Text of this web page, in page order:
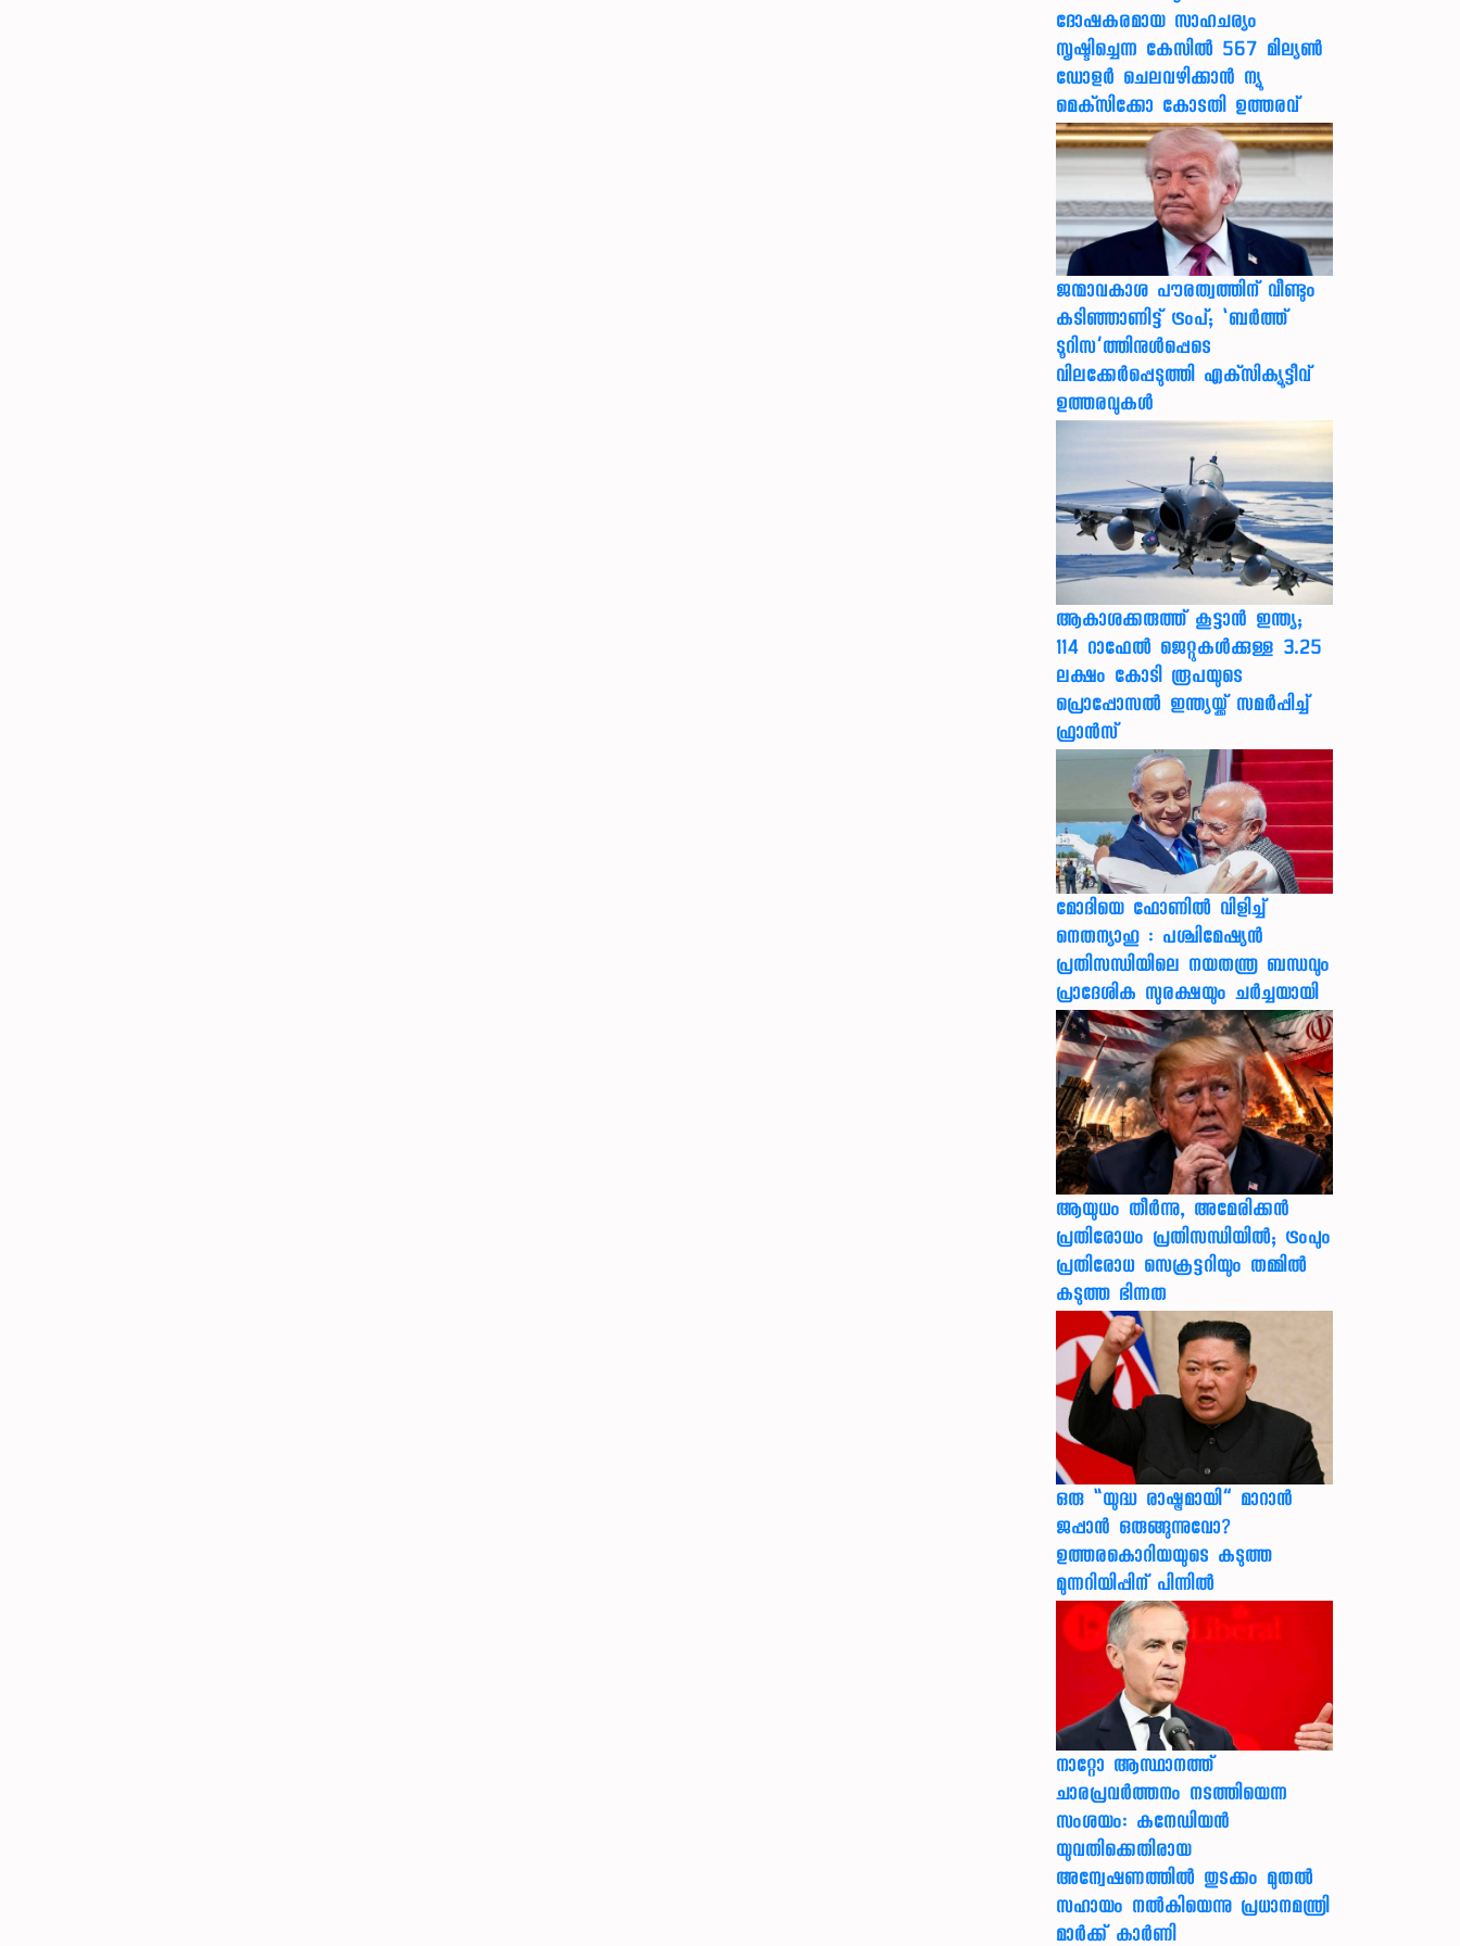
ദോഷകരമായ സാഹചര്യം
സൃഷ്ടിച്ചെന്ന കേസില്‍ 567 മില്യണ്‍
ഡോളര്‍ ചെലവഴിക്കാന്‍ ന്യൂ
മെക്‌സിക്കോ കോടതി ഉത്തരവ്
ജന്മാവകാശ പൗരത്വത്തിന് വീണ്ടും
കടിഞ്ഞാണിട്ട് ട്രംപ്; ‘ബര്‍ത്ത്
ടൂറിസ’ത്തിനുള്‍പ്പെടെ
വിലക്കേര്‍പ്പെടുത്തി എക്‌സിക്യൂട്ടീവ്
ഉത്തരവുകള്‍
ആകാശക്കരുത്ത് കൂട്ടാൻ ഇന്ത്യ;
114 റാഫേൽ ജെറ്റുകൾക്കുള്ള 3.25
ലക്ഷം കോടി രൂപയുടെ
പ്രൊപ്പോസൽ ഇന്ത്യയ്ക്ക് സമർപ്പിച്ച്
ഫ്രാൻസ്
മോദിയെ ഫോണിൽ വിളിച്ച്
നെതന്യാഹു : പശ്ചിമേഷ്യൻ
പ്രതിസന്ധിയിലെ നയതന്ത്ര ബന്ധവും
പ്രാദേശിക സുരക്ഷയും ചർച്ചയായി
ആയുധം തീർന്നു, അമേരിക്കൻ
പ്രതിരോധം പ്രതിസന്ധിയിൽ; ട്രംപും
പ്രതിരോധ സെക്രട്ടറിയും തമ്മിൽ
കടുത്ത ഭിന്നത
ഒരു “യുദ്ധ രാഷ്ട്രമായി” മാറാൻ
ജപ്പാൻ ഒരുങ്ങുന്നുവോ?
ഉത്തരകൊറിയയുടെ കടുത്ത
മുന്നറിയിപ്പിന് പിന്നിൽ
നാറ്റോ ആസ്ഥാനത്ത്
ചാരപ്രവര്‍ത്തനം നടത്തിയെന്ന
സംശയം: കനേഡിയന്‍
യുവതിക്കെതിരായ
അന്വേഷണത്തില്‍ തുടക്കം മുതല്‍
സഹായം നല്‍കിയെന്നു പ്രധാനമന്ത്രി
മാര്‍ക്ക് കാര്‍ണി